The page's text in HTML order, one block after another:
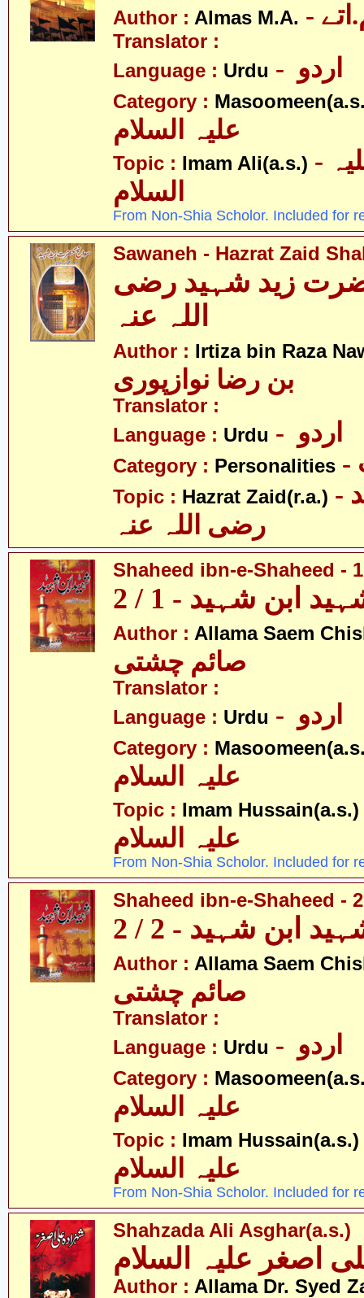
Author : Almas M.A.
Translator :
Language : Urdu
Category :
Topic : Imam Ali(a.s.) - امام علی علیہ
السلام
From Non-Shia Scholor. Included for
Sawaneh - Hazrat Zaid
زید شہید رضی
اللہ عنہ
Author : Irtiza bin Raza
Translator :
Language : Urdu
Category : Personalities
Topic : Hazrat Zaid(r.a.) - حضرت زید
رضی اللہ عنہ
Shaheed ibn-e-Shaheed -
ابن شہید - 1 / 2
Author : Allama Saem
صائم چشتی
Translator :
Language : Urdu
Category :
Topic : Imam Hussain(a.s.)
علیہ السلام
From Non-Shia Scholor. Included for
Shaheed ibn-e-Shaheed -
ابن شہید - 2 / 2
Author : Allama Saem
صائم چشتی
Translator :
Language : Urdu
Category :
Topic : Imam Hussain(a.s.)
علیہ السلام
From Non-Shia Scholor. Included for
Shahzada Ali Asghar(a.s.)
Author : Allama Dr. Syed